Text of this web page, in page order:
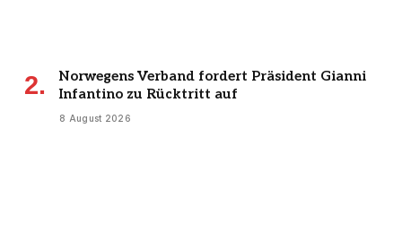
Norwegens Verband fordert Präsident Gianni
Infantino zu Rücktritt auf
8 August 2026